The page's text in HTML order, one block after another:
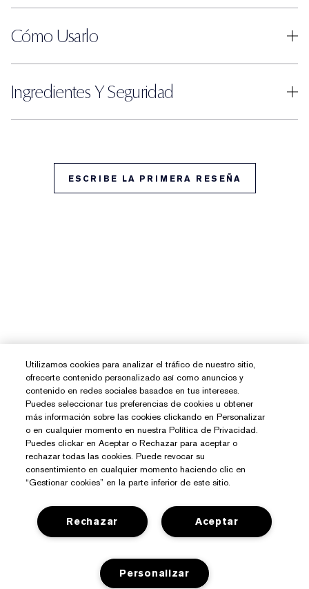
Cómo Usarlo
Ingredientes Y Seguridad
ESCRIBE LA PRIMERA RESEÑA
¿Necesitas Ayuda?
Utilizamos cookies para analizar el tráfico de nuestro sitio,
ofrecerte contenido personalizado así como anuncios y
contenido en redes sociales basados en tus intereses.
Puedes seleccionar tus preferencias de cookies u obtener
más información sobre las cookies clickando en Personalizar
o en cualquier momento en nuestra Política de Privacidad.
Puedes clickar en Aceptar o Rechazar para aceptar o
rechazar todas las cookies. Puede revocar su
consentimiento en cualquier momento haciendo clic en
“Gestionar cookies” en la parte inferior de este sitio.
Aceptar
Rechazar
Personalizar